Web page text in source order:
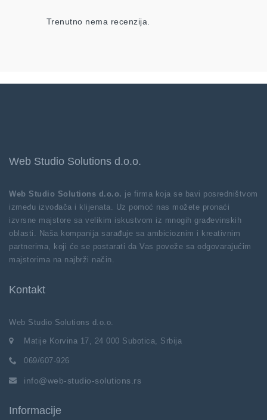
Trenutno nema recenzija.
Web Studio Solutions d.o.o.
Web Studio Solutions d.o.o. je firma koja se bavi posredništvom
između izvođača i klijenata. Uz pomoć nas možete pronaći
izvrsne majstore sa velikim iskustvom iz mnogih građevinskih
oblasti. Naša kompanija sarađuje sa ambicioznim i kreativnim
partnerima, koji će se postarati da Vas poveže sa odgovarajućim
majstorima na najbrži način.
Kontakt
Web Studio Solutions d.o.o.
Matije Korvina 17, 24 000 Subotica, Srbija
069/607-926
info@web-studio-solutions.rs
Informacije